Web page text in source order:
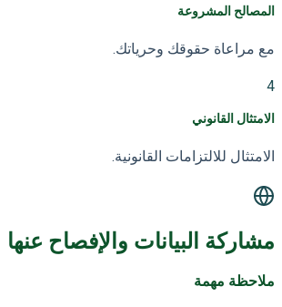
المصالح المشروعة
مع مراعاة حقوقك وحرياتك.
4
الامتثال القانوني
الامتثال للالتزامات القانونية.
مشاركة البيانات والإفصاح عنها
ملاحظة مهمة